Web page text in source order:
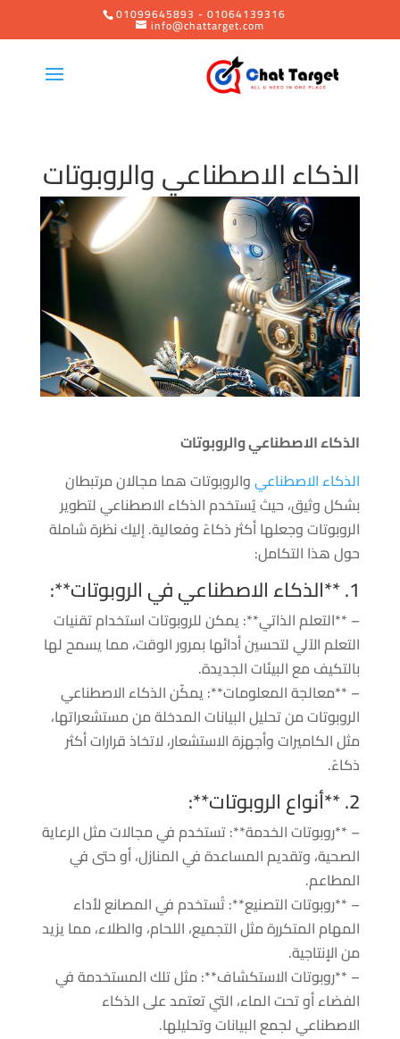
01099645893 - 01064139316
info@chattarget.com
الذكاء الاصطناعي والروبوتات
الذكاء الاصطناعي والروبوتات
الذكاء الاصطناعيوالروبوتات هما مجالان مرتبطان
بشكل وثيق، حيث يُستخدم الذكاء الاصطناعي لتطوير
الروبوتات وجعلها أكثر ذكاءً وفعالية. إليك نظرة شاملة
حول هذا التكامل:
1. **الذكاء الاصطناعي في الروبوتات**:
– **التعلم الذاتي**: يمكن للروبوتات استخدام تقنيات
التعلم الآلي لتحسين أدائها بمرور الوقت، مما يسمح لها
بالتكيف مع البيئات الجديدة.
– **معالجة المعلومات**: يمكّن الذكاء الاصطناعي
الروبوتات من تحليل البيانات المدخلة من مستشعراتها،
مثل الكاميرات وأجهزة الاستشعار، لاتخاذ قرارات أكثر
ذكاءً.
2. **أنواع الروبوتات**:
– **روبوتات الخدمة**: تستخدم في مجالات مثل الرعاية
الصحية، وتقديم المساعدة في المنازل، أو حتى في
المطاعم.
– **روبوتات التصنيع**: تُستخدم في المصانع لأداء
المهام المتكررة مثل التجميع، اللحام، والطلاء، مما يزيد
من الإنتاجية.
– **روبوتات الاستكشاف**: مثل تلك المستخدمة في
الفضاء أو تحت الماء، التي تعتمد على الذكاء
الاصطناعي لجمع البيانات وتحليلها.